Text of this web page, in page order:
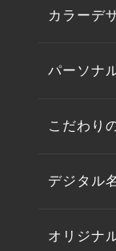
カラーデ
パーソナ
こだわり
デジタル
オリジナ